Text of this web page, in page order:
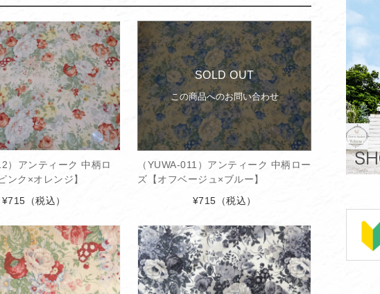
）アンティーク 中柄ロ
ンク×オレンジ】
¥715 （税込）
SOLD OUT
この商品へのお問い合わせ
（YUWA-011）アンティーク 中柄ロー
ズ【オフベージュ×ブルー】
¥715 （税込）